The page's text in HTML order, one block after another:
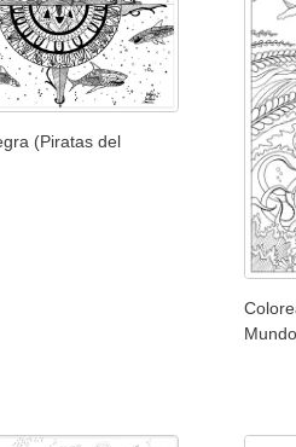
(Piratas del